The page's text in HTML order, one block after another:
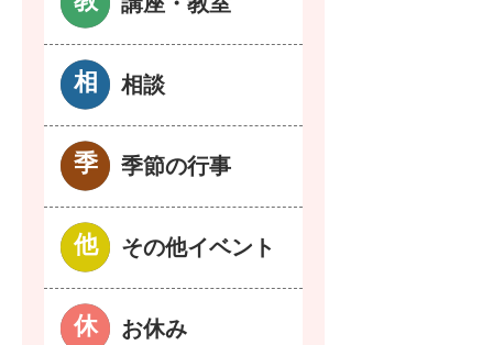
相談
季節の行事
その他イベント
お休み